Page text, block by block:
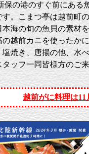
保の港のすぐ前にある
す。こまつ亭は越前町
本海の旬の魚貝の素材
の越前カニを使ったか
塩焼き、唐揚の他、水
タッフ一同皆様方のご
越前がに料理は